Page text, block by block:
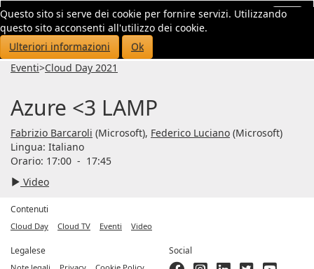
Questo sito si serve dei cookie per fornire servizi. Utilizzando
questo sito acconsenti all'utilizzo dei cookie.
Ulteriori informazioni
Ok
Eventi>Cloud Day 2021
Azure <3 LAMP
Fabrizio Barcaroli (Microsoft), Federico Luciano (Microsoft)
Lingua: Italiano
Orario: 17:00 - 17:45
Video
Contenuti
Cloud Day Cloud TV Eventi Video
Legalese Social